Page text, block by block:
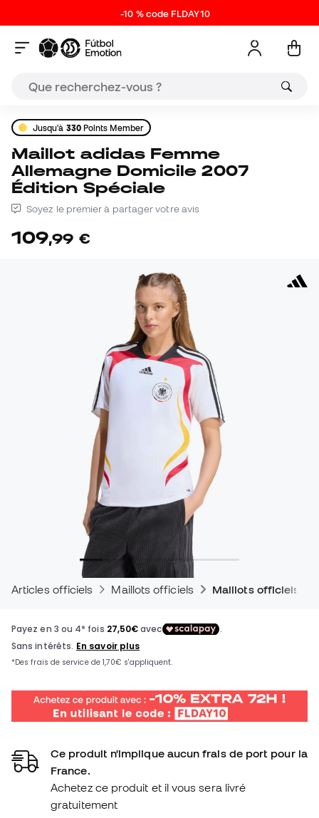
-10 % code FLDAY10
Jusqu'à 330Points Member
Maillot adidas Femme
Allemagne Domicile 2007
Édition Spéciale
Soyez le premier à partager votre avis
109,99 €
Articles officiels Maillots officiels Maillots officiels de
Ce produit n'implique aucun frais de port pour la
France.
Achetez ce produit et il vous sera livré
gratuitement